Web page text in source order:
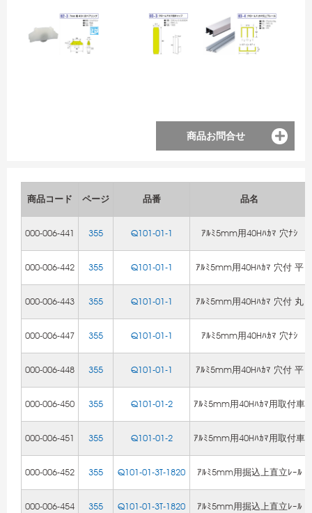
商品お問合せ
商品コード ページ 品番 品名
000-006-441 355 Q101-01-1 ｱﾙﾐ5mm用40Hﾊｶﾏ 穴ﾅｼ
000-006-442 355 Q101-01-1 ｱﾙﾐ5mm用40Hﾊｶﾏ 穴付 平
000-006-443 355 Q101-01-1 ｱﾙﾐ5mm用40Hﾊｶﾏ 穴付 丸
000-006-447 355 Q101-01-1 ｱﾙﾐ5mm用40Hﾊｶﾏ 穴ﾅｼ
000-006-448 355 Q101-01-1 ｱﾙﾐ5mm用40Hﾊｶﾏ 穴付 平
000-006-450 355 Q101-01-2 ｱﾙﾐ5mm用40Hﾊｶﾏ用取付車
000-006-451 355 Q101-01-2 ｱﾙﾐ5mm用40Hﾊｶﾏ用取付車
000-006-452 355 Q101-01-3T-1820 ｱﾙﾐ5mm用掘込上直立ﾚｰﾙ
000-006-454 355 Q101-01-3T-1820 ｱﾙﾐ5mm用掘込上直立ﾚｰﾙ